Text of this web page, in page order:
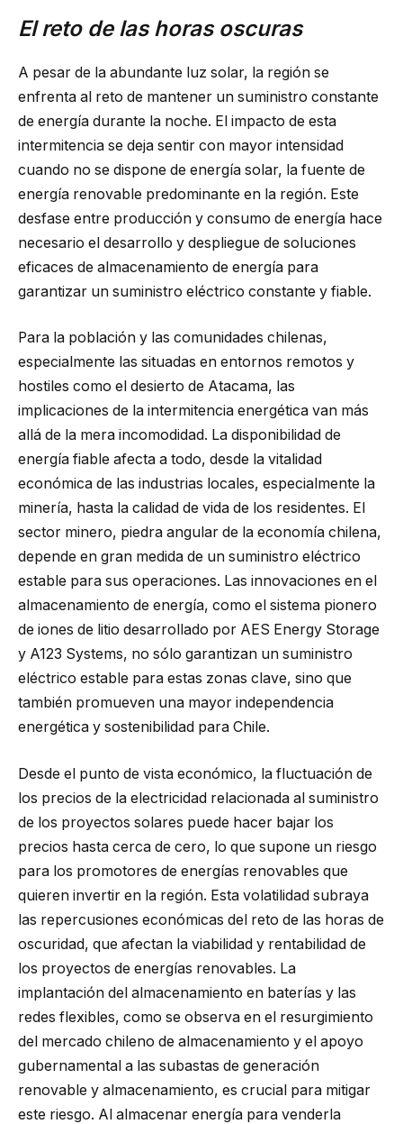
El reto de las horas oscuras
A pesar de la abundante luz solar, la región se
enfrenta al reto de mantener un suministro constante
de energía durante la noche. El impacto de esta
intermitencia se deja sentir con mayor intensidad
cuando no se dispone de energía solar, la fuente de
energía renovable predominante en la región. Este
desfase entre producción y consumo de energía hace
necesario el desarrollo y despliegue de soluciones
eficaces de almacenamiento de energía para
garantizar un suministro eléctrico constante y fiable.
Para la población y las comunidades chilenas,
especialmente las situadas en entornos remotos y
hostiles como el desierto de Atacama, las
implicaciones de la intermitencia energética van más
allá de la mera incomodidad. La disponibilidad de
energía fiable afecta a todo, desde la vitalidad
económica de las industrias locales, especialmente la
minería, hasta la calidad de vida de los residentes. El
sector minero, piedra angular de la economía chilena,
depende en gran medida de un suministro eléctrico
estable para sus operaciones. Las innovaciones en el
almacenamiento de energía, como el sistema pionero
de iones de litio desarrollado por AES Energy Storage
y A123 Systems, no sólo garantizan un suministro
eléctrico estable para estas zonas clave, sino que
también promueven una mayor independencia
energética y sostenibilidad para Chile.
Desde el punto de vista económico, la fluctuación de
los precios de la electricidad relacionada al suministro
de los proyectos solares puede hacer bajar los
precios hasta cerca de cero, lo que supone un riesgo
para los promotores de energías renovables que
quieren invertir en la región. Esta volatilidad subraya
las repercusiones económicas del reto de las horas de
oscuridad, que afectan la viabilidad y rentabilidad de
los proyectos de energías renovables. La
implantación del almacenamiento en baterías y las
redes flexibles, como se observa en el resurgimiento
del mercado chileno de almacenamiento y el apoyo
gubernamental a las subastas de generación
renovable y almacenamiento, es crucial para mitigar
este riesgo. Al almacenar energía para venderla